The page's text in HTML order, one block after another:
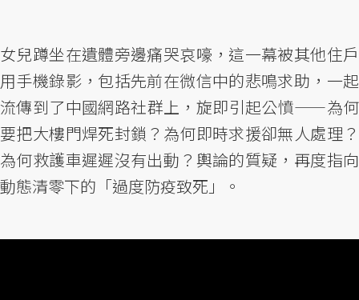
女兒蹲坐在遺體旁邊痛哭哀嚎，這一幕被其他住戶
用手機錄影，包括先前在微信中的悲鳴求助，一起
流傳到了中國網路社群上，旋即引起公憤——為何
要把大樓門焊死封鎖？為何即時求援卻無人處理？
為何救護車遲遲沒有出動？輿論的質疑，再度指向
動態清零下的「過度防疫致死」。